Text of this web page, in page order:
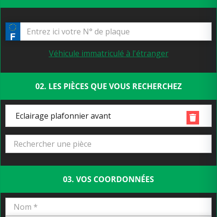
Véhicule immatriculé à l'étranger
02. LES PIÈCES QUE VOUS RECHERCHEZ
Eclairage plafonnier avant
03. VOS COORDONNÉES